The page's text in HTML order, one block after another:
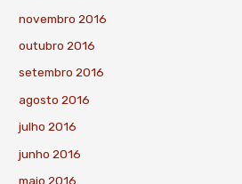
novembro 2016
outubro 2016
setembro 2016
agosto 2016
julho 2016
junho 2016
maio 2016